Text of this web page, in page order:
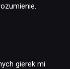
gierek mi